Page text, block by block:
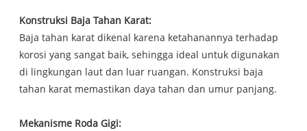
Konstruksi Baja Tahan Karat:
Baja tahan karat dikenal karena ketahanannya terhadap
korosi yang sangat baik, sehingga ideal untuk digunakan
di lingkungan laut dan luar ruangan. Konstruksi baja
tahan karat memastikan daya tahan dan umur panjang.
Mekanisme Roda Gigi: